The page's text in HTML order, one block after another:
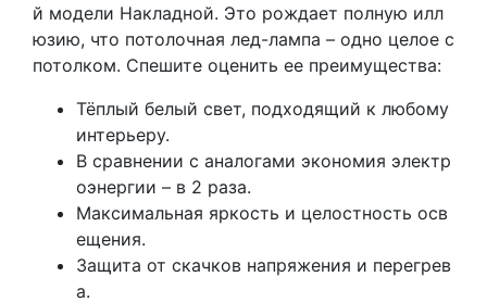
й модели Накладной. Это рождает полную илл
юзию, что потолочная лед-лампа – одно целое с
потолком. Спешите оценить ее преимущества:
Тёплый белый свет, подходящий к любому
интерьеру.
В сравнении с аналогами экономия электр
оэнергии – в 2 раза.
Максимальная яркость и целостность осв
ещения.
Защита от скачков напряжения и перегрев
а.